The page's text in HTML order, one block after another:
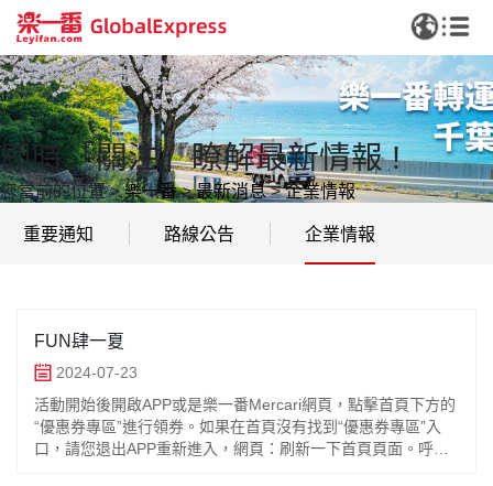
即時「關注」瞭解最新情報 !
您當前的位置 >樂一番 >最新消息 >企業情報
重要通知 路線公告 企業情報
FUN肆一夏
2024-07-23
活動開始後開啟APP或是樂一番Mercari網頁，點擊首頁下方的
“優惠券專區”進行領券。如果在首頁沒有找到“優惠券專區”入
口，請您退出APP重新進入，網頁：刷新一下首頁頁面。呼唤